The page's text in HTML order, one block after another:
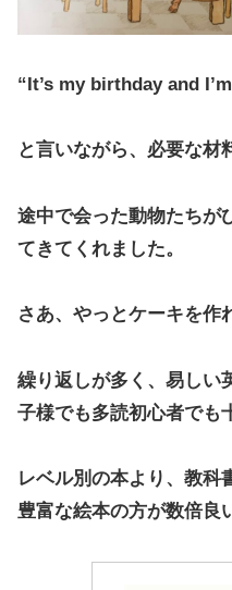
“It’s my birthday and
と言いながら、必要な材
途中で会った動物たちが
てきてくれました。
さあ、やっとケーキを作
繰り返しが多く、易しい
子様でも多読初心者でも
レベル別の本より、教科
豊富な絵本の方が数倍良